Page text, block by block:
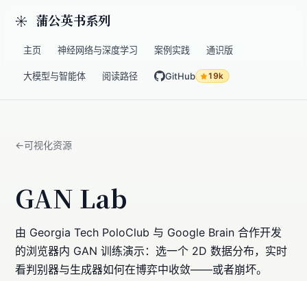
蒲公英书系列
主页 神经网络与深度学习 案例实践 通识版
大模型与智能体 阅读路径 GitHub 19k
可视化资源
GAN Lab
由 Georgia Tech PoloClub 与 Google Brain 合作开发
的浏览器内 GAN 训练演示：选一个 2D 数据分布，实时
看判别器与生成器如何在博弈中收敛——或者崩坏。